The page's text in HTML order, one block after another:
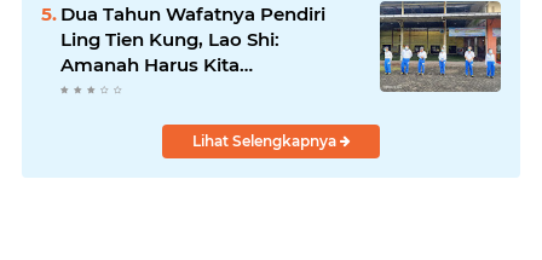
Dua Tahun Wafatnya Pendiri
Ling Tien Kung, Lao Shi:
Amanah Harus Kita
Laksanakan!
Lihat Selengkapnya